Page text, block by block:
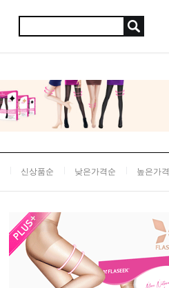
신상품순 낮은가격순 높은가